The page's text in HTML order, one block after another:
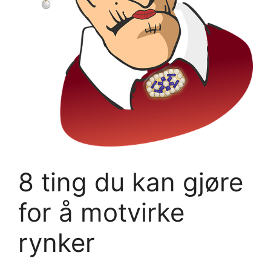
8 ting du kan gjøre
for å motvirke
rynker